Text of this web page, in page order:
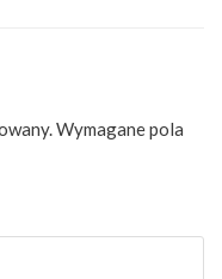
Wymagane pola